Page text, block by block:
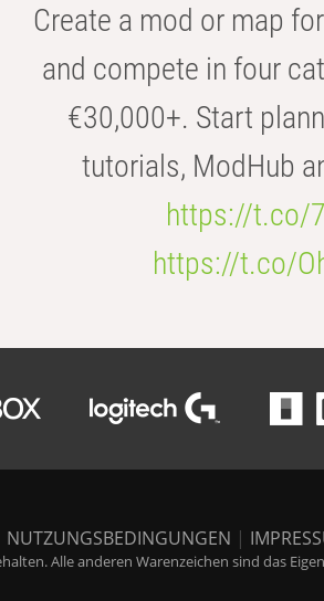
Create a mod or map
and compete in four
€30,000+. Start
tutorials, ModHub
https://t.co/
https://t.co/
NUTZUNGSBEDINGUNGEN |
Alle anderen Warenzeichen sind das